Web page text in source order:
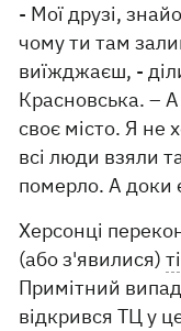
- Мої друзі,
чому ти там
виїжджаєш, -
Красновська. –
своє місто. Я не
всі люди взяли
померло. А доки
Херсонці
(або з'явилися)
Примітний
відкрився ТЦ у